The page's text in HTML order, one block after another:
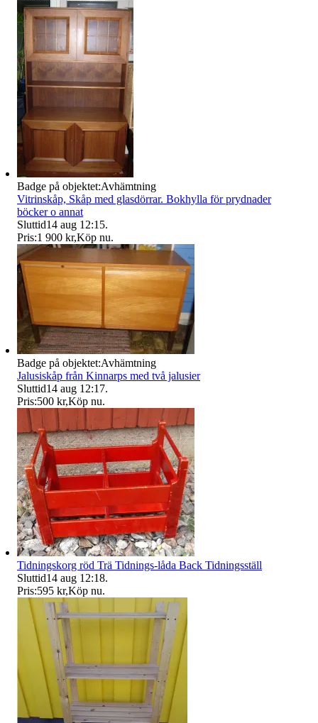
Badge på objektet:Avhämtning
Vitrinskåp, Skåp med glasdörrar. Bokhylla för prydnader
böcker o annat
Sluttid14 aug 12:15.
Pris:1 900 kr,Köp nu.
Badge på objektet:Avhämtning
Jalusiskåp från Kinnarps med två jalusier
Sluttid14 aug 12:17.
Pris:500 kr,Köp nu.
Tidningskorg röd Trä Tidnings-låda Back Tidningsställ
Sluttid14 aug 12:18.
Pris:595 kr,Köp nu.